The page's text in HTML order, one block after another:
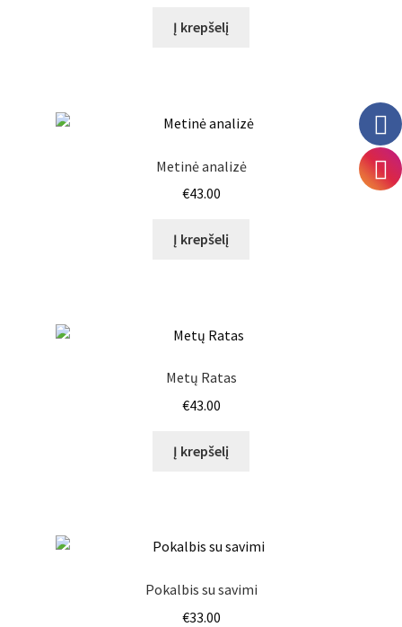
Į krepšelį
Metinė analizė
€43.00
Į krepšelį
Metų Ratas
€43.00
Į krepšelį
Pokalbis su savimi
€33.00